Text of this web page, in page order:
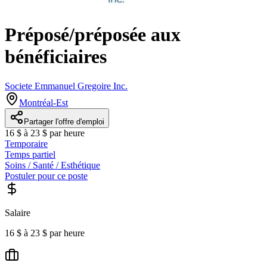
Préposé/préposée aux
bénéficiaires
Societe Emmanuel Gregoire Inc.
Montréal-Est
Partager l'offre d'emploi
16 $ à 23 $ par heure
Temporaire
Temps partiel
Soins / Santé / Esthétique
Postuler pour ce poste
Salaire
16 $ à 23 $ par heure